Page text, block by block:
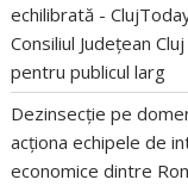
echilibrată -
Consiliul Județean
pentru publicul larg
Dezinsecție pe
acționa echipele de
economice dintre